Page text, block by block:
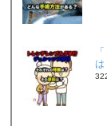
は